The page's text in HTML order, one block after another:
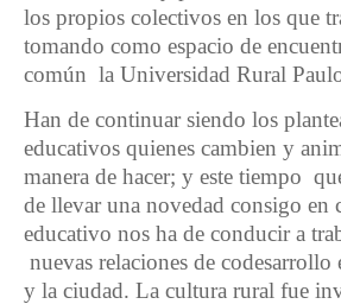
los propios colectivos en los que
tomando como espacio de
común la Universidad Rural
Han de continuar siendo los
educativos quienes cambien y
manera de hacer; y este tiempo
de llevar una novedad consigo en
educativo nos ha de conducir a
nuevas relaciones de codesarrollo
y la ciudad. La cultura rural fue